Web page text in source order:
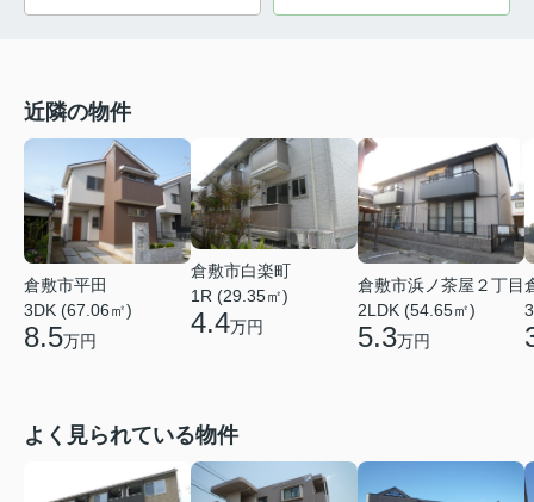
近隣の物件
倉敷市平田
3DK (67.06㎡)
8.5万円
倉敷市白楽町
1R (29.35㎡)
4.4万円
倉敷市浜ノ茶屋２丁目
2LDK (54.65㎡)
5.3万円
よく見られている物件